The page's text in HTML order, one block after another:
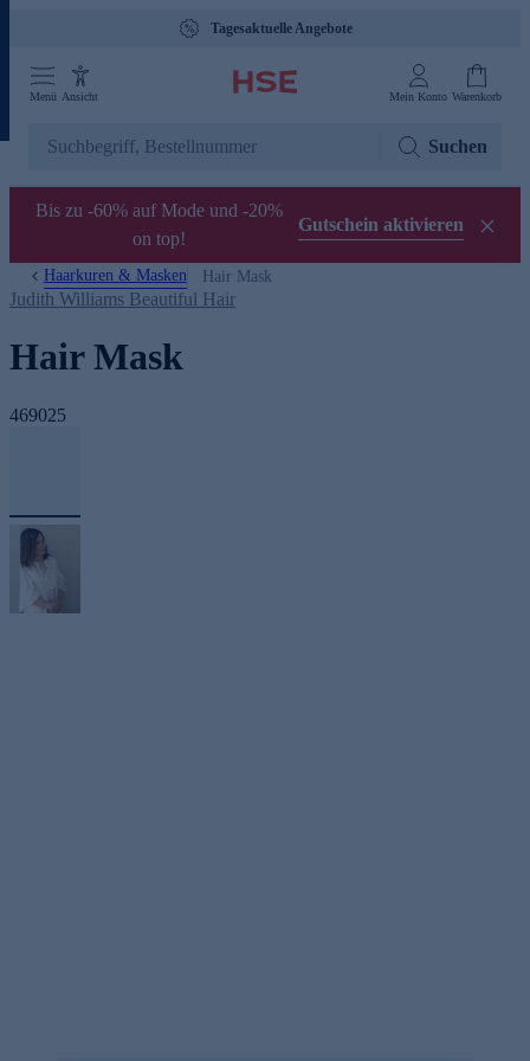
Tagesaktuelle Angebote
Menü Ansicht Mein Konto Warenkorb
Suchen
Bis zu -60% auf Mode und -20%
on top!
Gutschein aktivieren
Haarkuren & Masken Hair Mask
Judith Williams Beautiful Hair
Hair Mask
469025